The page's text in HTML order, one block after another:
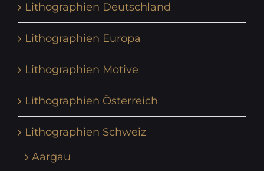
Lithographien Deutschland
Lithographien Europa
Lithographien Motive
Lithographien Österreich
Lithographien Schweiz
Aargau